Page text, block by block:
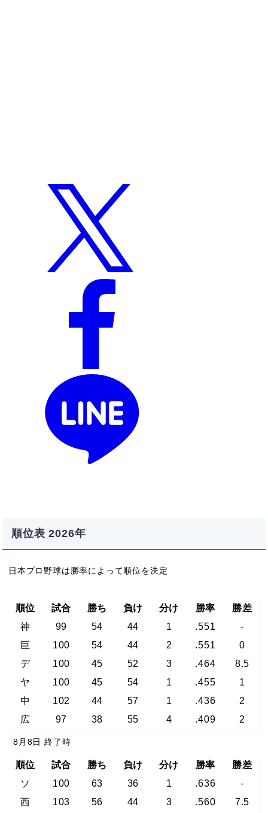
順位表 2026年
日本プロ野球は勝率によって順位を決定
順位 試合 勝ち 負け 分け 勝率
勝差
神
99 54 44 1 .551
-
巨
100 54 44 2 .551
0
デ
100 45 52 3 .464
8.5
ヤ
100 45 54 1 .455
1
中
102 44 57 1 .436
2
広
97 38 55 4 .409 2
8月8日 終了時
順位 試合 勝ち 負け 分け 勝率
勝差
ソ
100 63 36 1 .636
-
西
103 56 44 3 .560
7.5